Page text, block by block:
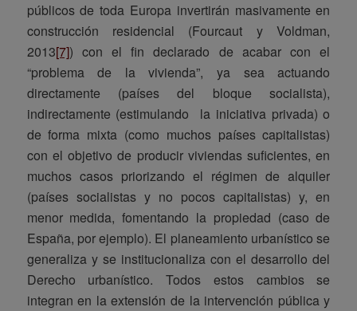
públicos de toda Europa invertirán masivamente en
construcción residencial (Fourcaut y Voldman,
2013[7]) con el fin declarado de acabar con el
“problema de la vivienda”, ya sea actuando
directamente (países del bloque socialista),
indirectamente (estimulando la iniciativa privada) o
de forma mixta (como muchos países capitalistas)
con el objetivo de producir viviendas suficientes, en
muchos casos priorizando el régimen de alquiler
(países socialistas y no pocos capitalistas) y, en
menor medida, fomentando la propiedad (caso de
España, por ejemplo). El planeamiento urbanístico se
generaliza y se institucionaliza con el desarrollo del
Derecho urbanístico. Todos estos cambios se
integran en la extensión de la intervención pública y